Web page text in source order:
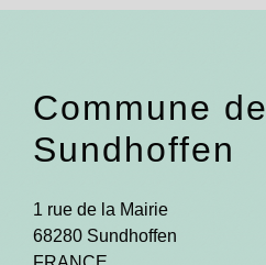
Commune de
Sundhoffen
1 rue de la Mairie
68280 Sundhoffen